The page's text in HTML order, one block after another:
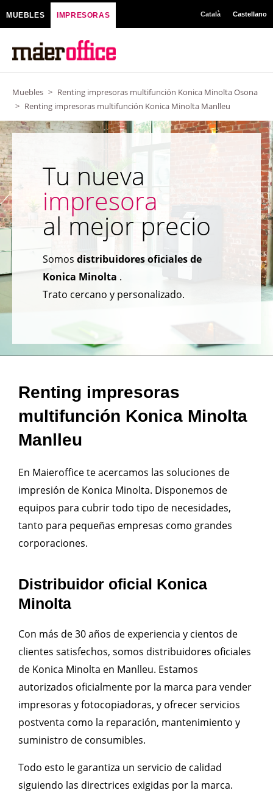
al
contenido
MUEBLES IMPRESORAS Català Castellano
Muebles > Renting impresoras multifunción Konica Minolta Osona
> Renting impresoras multifunción Konica Minolta Manlleu
Tu nueva
impresora
al mejor precio
Somos distribuidores oficiales de
Konica Minolta .
Trato cercano y personalizado.
Renting impresoras
multifunción Konica Minolta
Manlleu
En Maieroffice te acercamos las soluciones de
impresión de Konica Minolta. Disponemos de
equipos para cubrir todo tipo de necesidades,
tanto para pequeñas empresas como grandes
corporaciones.
Distribuidor oficial Konica
Minolta
Con más de 30 años de experiencia y cientos de
clientes satisfechos, somos distribuidores oficiales
de Konica Minolta en Manlleu. Estamos
autorizados oficialmente por la marca para vender
impresoras y fotocopiadoras, y ofrecer servicios
postventa como la reparación, mantenimiento y
suministro de consumibles.
Todo esto le garantiza un servicio de calidad
siguiendo las directrices exigidas por la marca.